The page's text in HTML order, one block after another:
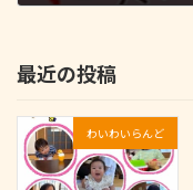
最近の投稿
わいわいらんど